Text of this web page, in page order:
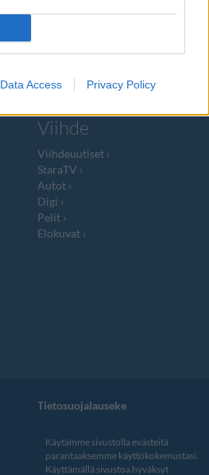
Data Access Privacy Policy
Kesä!
Viihde
Viihdeuutiset
StaraTV
Autot
Digi
Pelit
Elokuvat
Tietosuojalauseke
Käytämme sivustolla evästeitä
parantaaksemme käyttökokemustasi.
Käyttämällä sivustoa hyväksyt